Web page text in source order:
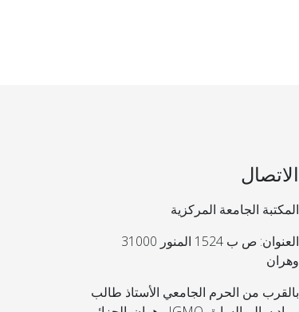
الاتصال
المكتبة الجامعة المركزية
العنوان: ص ب 1524 المنور 31000
وهران
بالقرب من الحرم الجامعي الأستاذ طالب